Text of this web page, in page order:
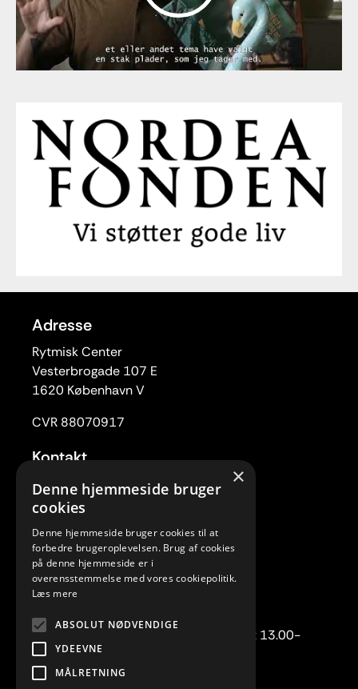
Adresse
Rytmisk Center
Vesterbrogade 107 E
1620 København V
CVR 88070917
Kontakt
Tlf. 33 22 59 84
Mail:rc@rytmiskcenter.dk
Kontorets åbningstider
Mandag-torsdag kl. 10.00-15.00
Fredag lukket
Telefonisk henvendelse:
Mandag-torsdag kl. 10.00-12.00 samt 13.00-
15.00.
×
Denne hjemmeside bruger
cookies
Denne hjemmeside bruger cookies til at
forbedre brugeroplevelsen. Brug af cookies
på denne hjemmeside er i
overensstemmelse med vores cookiepolitik.
Læs mere
ABSOLUT NØDVENDIGE
YDEEVNE
MÅLRETNING